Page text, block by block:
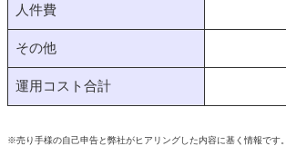
人件費
その他
運用コスト合計
※売り手様の自己申告と弊社がヒアリングした内容に基く情報です。